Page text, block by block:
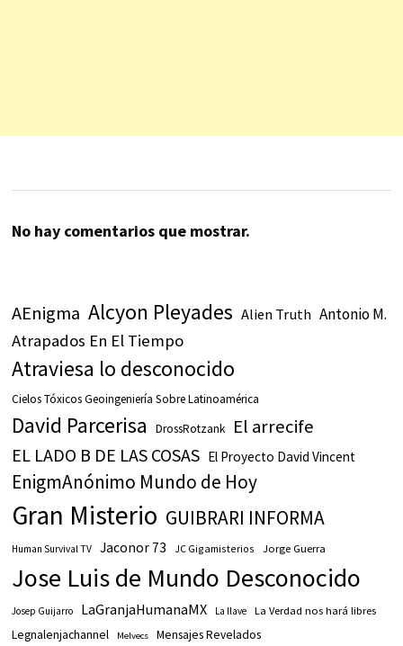
No hay comentarios que mostrar.
AEnigma Alcyon Pleyades Alien Truth Antonio M.
Atrapados En El Tiempo
Atraviesa lo desconocido
Cielos Tóxicos Geoingeniería Sobre Latinoamérica
David Parcerisa DrossRotzank El arrecife
EL LADO B DE LAS COSAS El Proyecto David Vincent
EnigmAnónimo Mundo de Hoy
Gran Misterio GUIBRARI INFORMA
Human Survival TV Jaconor 73 JC Gigamisterios Jorge Guerra
Jose Luis de Mundo Desconocido
Josep Guijarro LaGranjaHumanaMX La llave La Verdad nos hará libres
Legnalenjachannel Melvecs Mensajes Revelados